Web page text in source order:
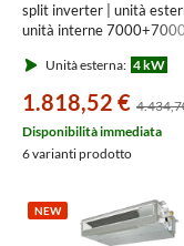
split inverter | unità
unità interne 7000+7000
M[07|07]U2DVG-E
Unità esterna: 4 kW
1.818,52 €
Disponibilità immediata
6 varianti prodotto
NEW